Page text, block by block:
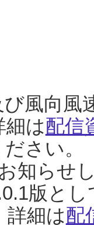
風向風
は配信
さい。
知らせ
版と
詳細は配